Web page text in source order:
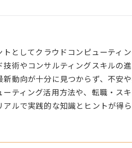
トとしてクラウドコンピューティ
技術やコンサルティングスキルの
新動向が十分に見つからず、不安
ーティング活用方法や、転職・ス
ルで実践的な知識とヒントが得ら